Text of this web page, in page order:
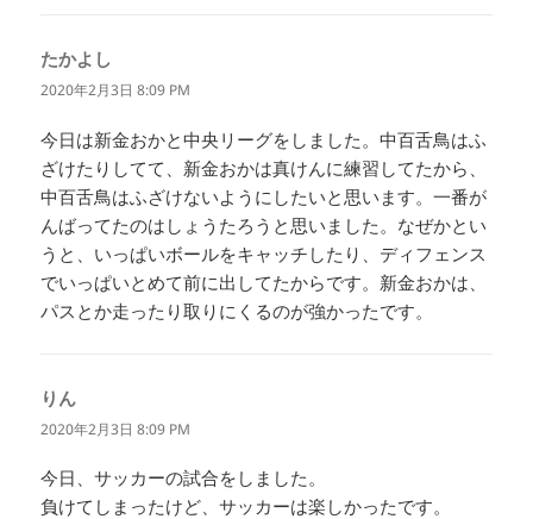
たかよし
り:
2020年2月3日 8:09 PM
今日は新金おかと中央リーグをしました。中百舌鳥はふ
ざけたりしてて、新金おかは真けんに練習してたから、
中百舌鳥はふざけないようにしたいと思います。一番が
んばってたのはしょうたろうと思いました。なぜかとい
うと、いっぱいボールをキャッチしたり、ディフェンス
でいっぱいとめて前に出してたからです。新金おかは、
パスとか走ったり取りにくるのが強かったです。
りん
り:
2020年2月3日 8:09 PM
今日、サッカーの試合をしました。
負けてしまったけど、サッカーは楽しかったです。